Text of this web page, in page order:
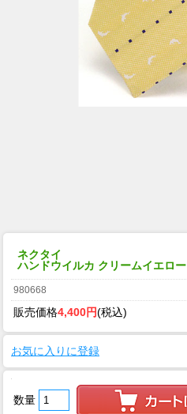
ネクタイ
ハンドウイルカ クリームイエロー
980668
販売価格4,400円(税込)
お気に入りに登録
数量